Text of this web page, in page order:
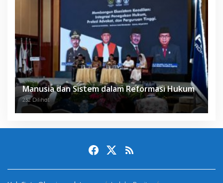
Manusia dan Sistem dalam Reformasi Hukum
232 Dilihat